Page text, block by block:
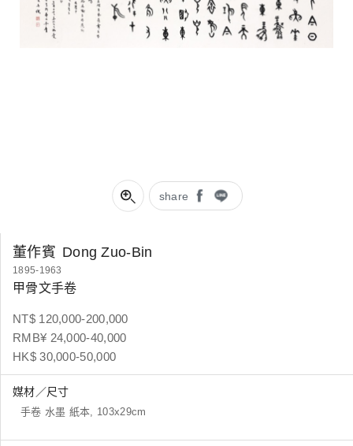
share
董作賓 Dong Zuo-Bin
1895-1963
甲骨文手卷
NT$ 120,000-200,000
RMB¥ 24,000-40,000
HK$ 30,000-50,000
媒材／尺寸
手卷 水墨 紙本, 103x29cm